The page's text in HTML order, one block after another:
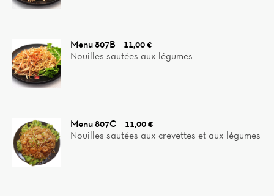
Menu 807B
11,00 €
Nouilles sautées aux légumes
Menu 807C
11,00 €
Nouilles sautées aux crevettes et aux légumes